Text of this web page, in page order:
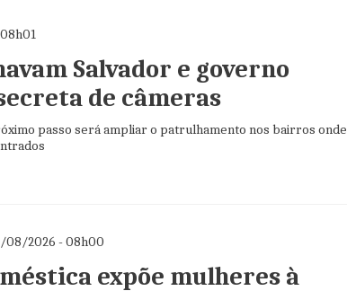
Salvador e governo
de câmeras
passo será ampliar o patrulhamento nos bairros onde
08/2026 - 08h00
expõe mulheres à